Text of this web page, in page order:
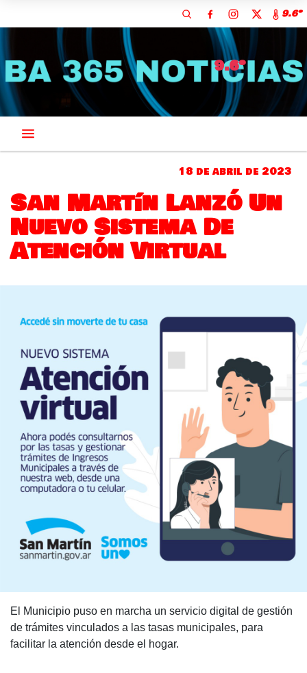
9.6º
9.6º
18 de abril de 2023
San Martín Lanzó Un
Nuevo Sistema De
Atención Virtual
El Municipio puso en marcha un servicio digital de gestión
de trámites vinculados a las tasas municipales, para
facilitar la atención desde el hogar.